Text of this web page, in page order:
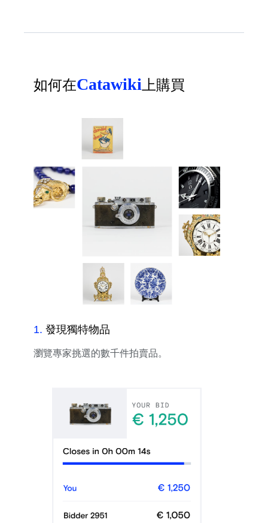
如何在Catawiki 上購買
1. 發現獨特物品
瀏覽專家挑選的數千件拍賣品。